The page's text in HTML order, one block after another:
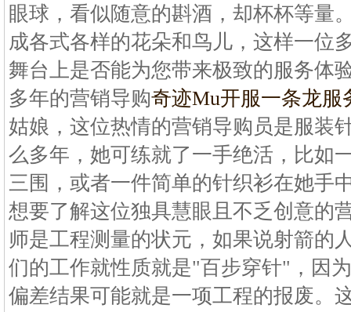
眼球，看似随意的斟酒，却杯杯等量
成各式各样的花朵和鸟儿，这样一位
舞台上是否能为您带来极致的服务体
多年的营销导购奇迹Mu开服一条龙服
姑娘，这位热情的营销导购员是服装
么多年，她可练就了一手绝活，比如
三围，或者一件简单的针织衫在她手
想要了解这位独具慧眼且不乏创意的
师是工程测量的状元，如果说射箭的
们的工作就性质就是"百步穿针"，因
偏差结果可能就是一项工程的报废。